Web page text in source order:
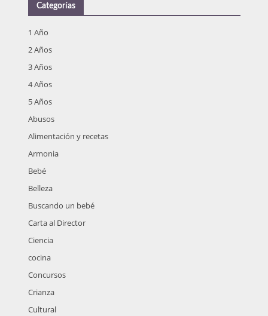
Categorías
1 Año
2 Años
3 Años
4 Años
5 Años
Abusos
Alimentación y recetas
Armonia
Bebé
Belleza
Buscando un bebé
Carta al Director
Ciencia
cocina
Concursos
Crianza
Cultural